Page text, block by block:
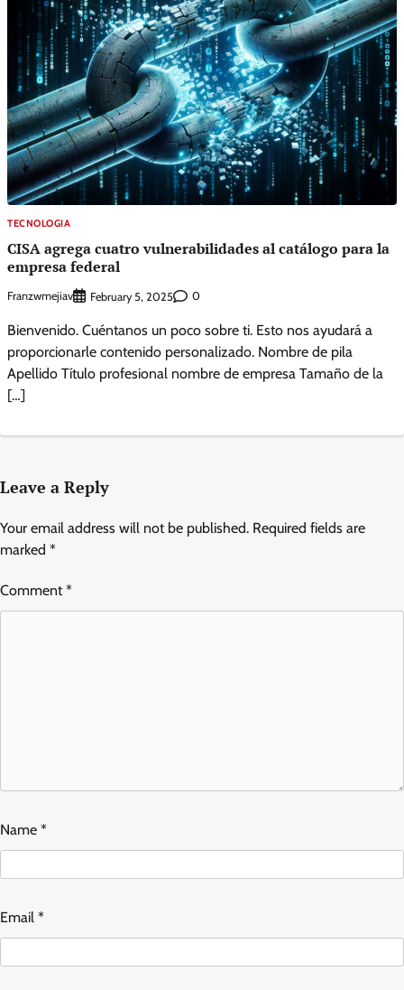
TECNOLOGIA
CISA agrega cuatro vulnerabilidades al catálogo para la
empresa federal
Franzwmejiav February 5, 2025 0
Bienvenido. Cuéntanos un poco sobre ti. Esto nos ayudará a
proporcionarle contenido personalizado. Nombre de pila
Apellido Título profesional nombre de empresa Tamaño de la
[…]
Leave a Reply
Your email address will not be published. Required fields are
marked *
Comment*
Name *
Email *